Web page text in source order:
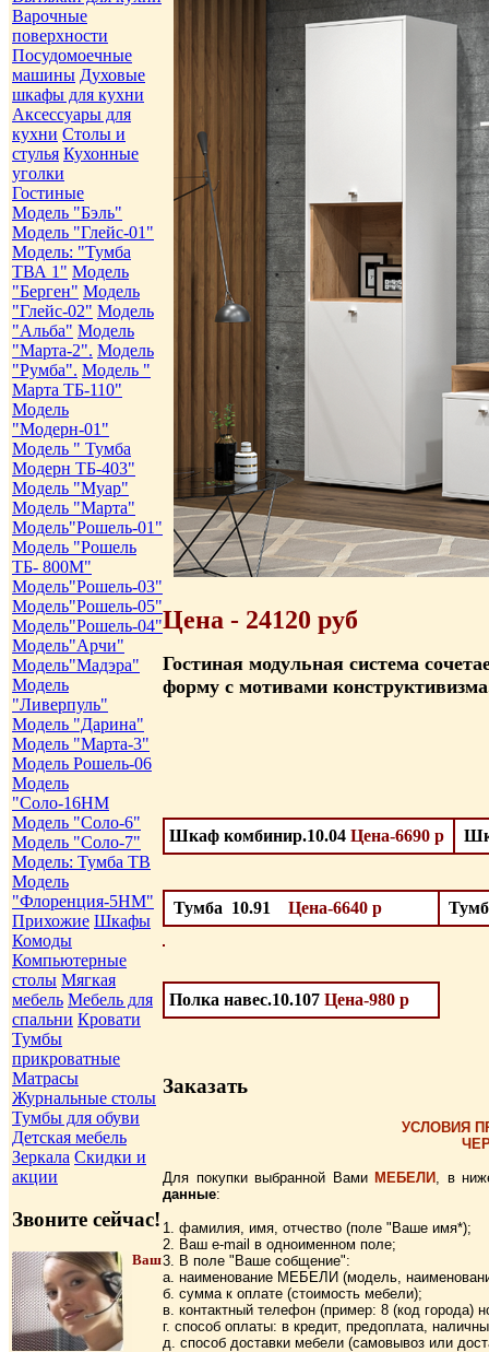
Варочные
поверхности
Посудомоечные
машины Духовые
шкафы для кухни
Аксессуары для
кухни Столы и
стулья Кухонные
уголки
Гостиные
Модель "Бэль"
Модель "Глейс-01"
Модель: "Тумба
ТВА 1" Модель
"Берген" Модель
"Глейс-02" Модель
"Альба" Модель
"Марта-2". Модель
"Румба". Модель "
Марта ТБ-110"
Модель
"Модерн-01"
Модель " Тумба
Модерн ТБ-403"
Модель "Муар"
Модель "Марта"
Модель"Рошель-01"
Модель "Рошель
ТБ- 800М"
Модель"Рошель-03"
Модель"Рошель-05"
Модель"Рошель-04"
Модель"Арчи"
Модель"Мадэра"
Модель
"Ливерпуль"
Модель "Дарина"
Модель "Марта-3"
Модель Рошель-06
Модель
"Соло-16НМ
Модель "Соло-6"
Модель "Соло-7"
Модель: Тумба ТВ
Модель
"Флоренция-5НМ"
Прихожие Шкафы
Комоды
Компьютерные
столы Мягкая
мебель Мебель для
спальни Кровати
Тумбы
прикроватные
Матрасы
Журнальные столы
Тумбы для обуви
Детская мебель
Зеркала Скидки и
акции
Звоните сейчас!
Ваш
Цена - 24120 руб
Гостиная модульная система
форму с мотивами
Шкаф комбинир.10.04 Цена-6690 р
Тумба 10.91 Цена-6640 р
Полка навес.10.107 Цена-980 р
Заказать
УСЛОВИЯ
Для покупки выбранной Вами МЕБЕЛИ
, в
данные:
1. фамилия, имя, отчество (поле "Ваше имя*);
2. Ваш e-mail в одноименном поле;
3. В поле "Ваше собщение":
а. наименование МЕБЕЛИ (модель,
б. сумма к оплате (стоимость мебели);
в. контактный телефон (пример: 8 (код города)
г. способ оплаты: в кредит, предоплата,
д. способ доставки мебели (самовывоз или